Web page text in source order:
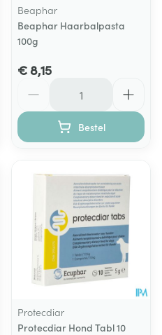
Beaphar
Beaphar Haarbalpasta
100g
€ 8,15
Bestel
Protecdiar
Protecdiar Hond Tabl 10